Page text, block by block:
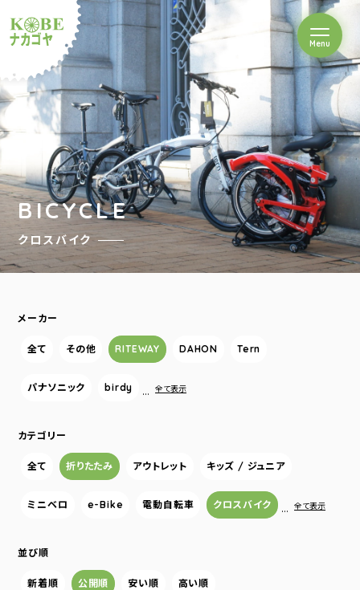
ルショップナカゴヤ
Menuを開閉
BICYCLE
クロスバイク
メーカー
全て その他 RITEWAY DAHON Tern
パナソニック birdy … 全て表示
カテゴリー
全て 折りたたみ アウトレット キッズ / ジュニア
ミニベロ e-Bike 電動自転車 クロスバイク … 全て表示
並び順
新着順 公開順 安い順 高い順